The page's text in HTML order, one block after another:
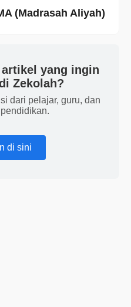
(Madrasah Aliyah)
yang ingin
Zekolah?
dari pelajar, guru, dan
di sini